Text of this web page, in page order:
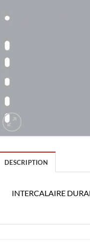
DESCRIPTION
INTERCALAIRE